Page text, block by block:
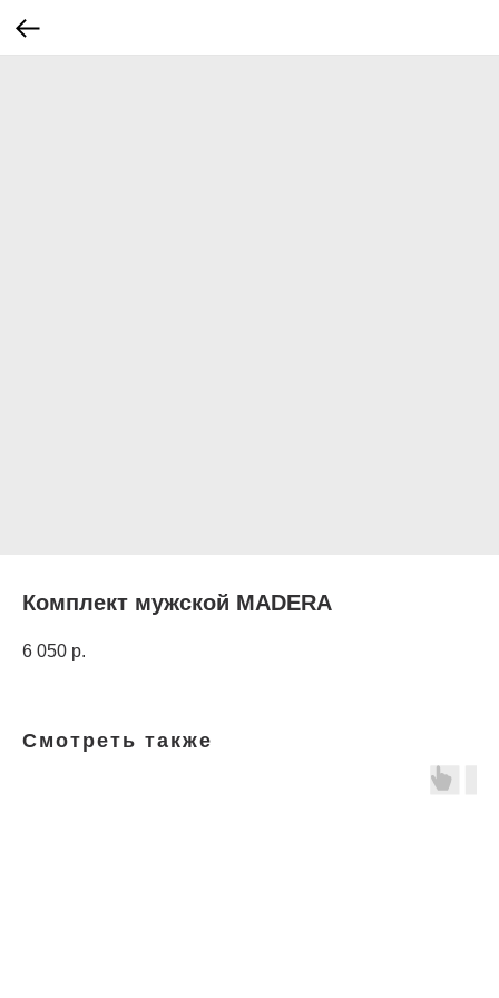
Комплект мужской MADERA
6 050 р.
Смотреть также